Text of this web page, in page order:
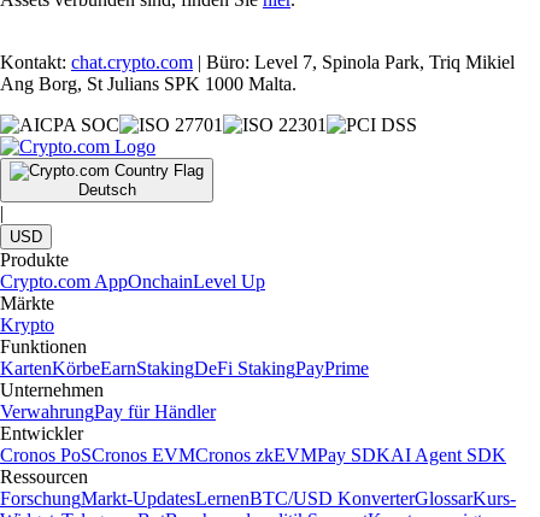
Kontakt: chat.crypto.com | Büro: Level 7, Spinola Park, Triq Mikiel
Ang Borg, St Julians SPK 1000 Malta.
Deutsch
|
USD
Produkte
Crypto.com AppOnchainLevel Up
Märkte
Krypto
Funktionen
KartenKörbeEarnStakingDeFi StakingPayPrime
Unternehmen
VerwahrungPay für Händler
Entwickler
Cronos PoSCronos EVMCronos zkEVMPay SDKAI Agent SDK
Ressourcen
ForschungMarkt-UpdatesLernenBTC/USD KonverterGlossarKurs-